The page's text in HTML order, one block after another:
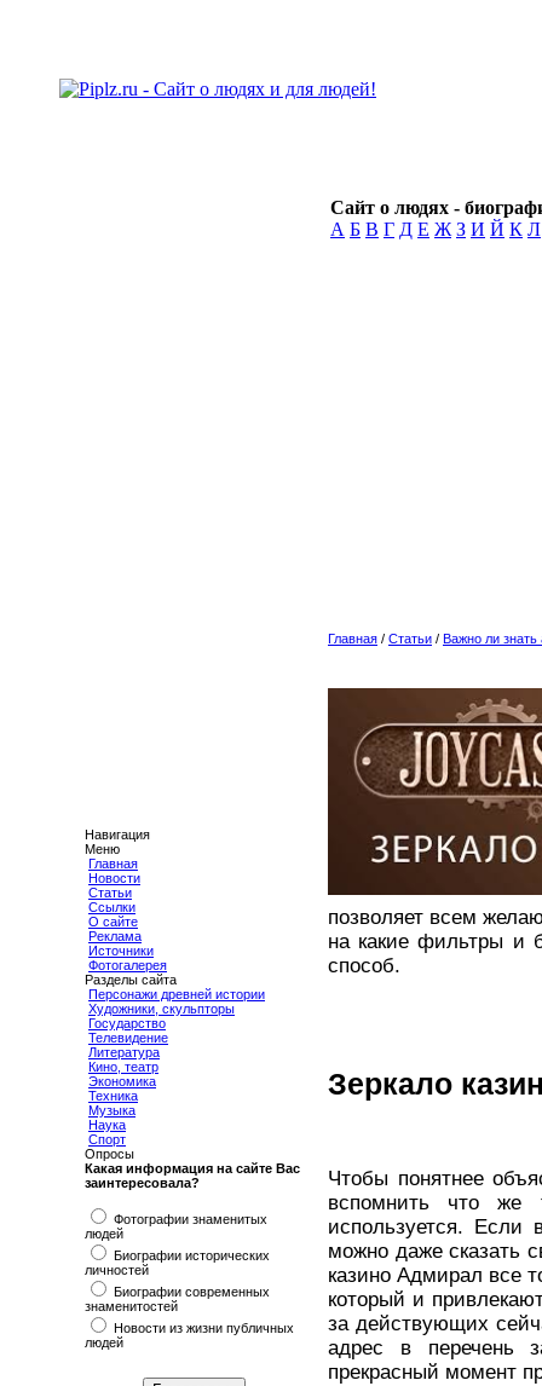
Сайт о людях -
А Б В Г Д Е Ж З И Й К Л
Навигация
Меню
Главная
Новости
Статьи
Ссылки
О сайте
Реклама
Источники
Фотогалерея
Разделы сайта
Персонажи древней истории
Художники, скульпторы
Государство
Телевидение
Литература
Кино, театр
Экономика
Техника
Музыка
Наука
Спорт
Опросы
Какая информация на сайте Вас
заинтересовала?
Фотографии знаменитых
людей
Биографии исторических
личностей
Биографии современных
знаменитостей
Новости из жизни публичных
людей
Главная / Статьи / Важно ли знать
позволяет всем
на какие фильтры и
способ.
Зеркало
Чтобы понятнее
вспомнить что же
используется. Если
можно даже сказать
казино Адмирал все
который и
за действующих
адрес в перечень
прекрасный момент